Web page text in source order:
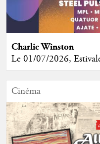
Charlie Winston
Le 01/07/2026,
Cinéma